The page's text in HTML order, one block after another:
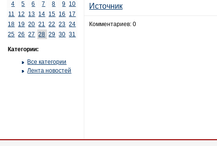
4
5 6 7 8 9 10
11
12 13 14 15 16
17
18 19 20 21 22 23 24
25 26 27 28 29 30 31
Категории:
Все категории
Лента новостей
Источник
Комментариев: 0